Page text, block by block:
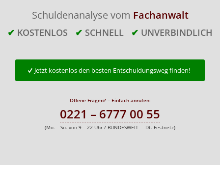
Schuldenanalyse vom Fachanwalt
✔ KOSTENLOS ✔ SCHNELL ✔ UNVERBINDLICH
Jetzt kostenlos den besten Entschuldungsweg finden!
Offene Fragen? – Einfach anrufen:
0221 – 6777 00 55
(Mo. – So. von 9 – 22 Uhr / BUNDESWEIT – Dt. Festnetz)